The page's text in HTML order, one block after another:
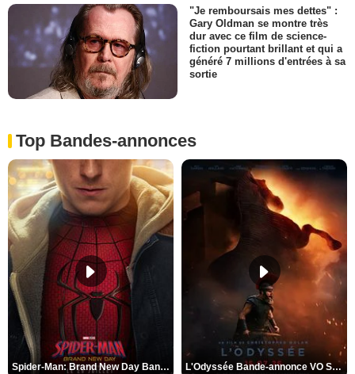
"Je remboursais mes dettes" :
Gary Oldman se montre très
dur avec ce film de science-
fiction pourtant brillant et qui a
généré 7 millions d'entrées à sa
sortie
Top Bandes-annonces
Spider-Man: Brand New Day Bande-annonce VO STFR L'Odyssée Bande-annonce VO STFR